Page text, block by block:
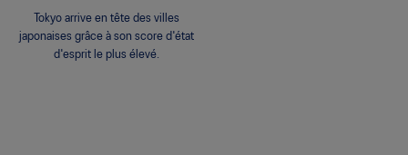
Tokyo arrive en tête des villes
japonaises grâce à son score d'état
d'esprit le plus élevé.